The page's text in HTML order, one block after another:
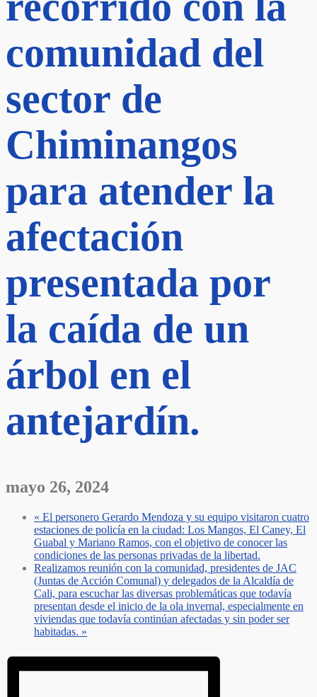
comunidad del
sector de
Chiminangos
para atender la
afectación
presentada por
la caída de un
árbol en el
antejardín.
mayo 26, 2024
« El personero Gerardo Mendoza y su equipo visitaron cuatro
estaciones de policía en la ciudad: Los Mangos, El Caney, El
Guabal y Mariano Ramos, con el objetivo de conocer las
condiciones de las personas privadas de la libertad.
Realizamos reunión con la comunidad, presidentes de JAC
(Juntas de Acción Comunal) y delegados de la Alcaldía de
Cali, para escuchar las diversas problemáticas que todavía
presentan desde el inicio de la ola invernal, especialmente en
viviendas que todavía continúan afectadas y sin poder ser
habitadas. »